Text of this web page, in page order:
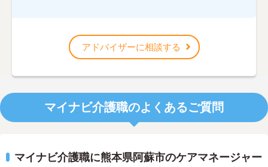
アドバイザーに相談する
マイナビ介護職のよくあるご質問
マイナビ介護職に熊本県阿蘇市のケアマネージャー